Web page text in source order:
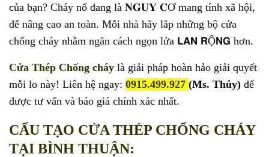
của bạn? Cháy nổ đang là 𝐍𝐆𝐔𝐘 𝐂Ơ mang tính xã hội,
để nâng cao an toàn. Mỗi nhà hãy lắp những bộ cửa
chống cháy nhằm ngăn cách ngọn lửa 𝗟𝗔𝗡 𝗥Ộ𝗡𝗚 hơn.
Cửa Thép Chống cháy là giải pháp hoàn hảo giải quyết
mỗi lo này! Liên hệ ngay: 0915.499.927 (Ms. Thủy) để
được tư vấn và báo giá chính xác nhất.
CẤU TẠO CỬA THÉP CHỐNG CHÁY
TẠI BÌNH THUẬN: